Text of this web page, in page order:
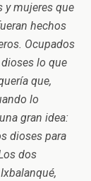
y mujeres que
hechos
Ocupados
lo que
que,
lo
gran idea:
dioses para
dos